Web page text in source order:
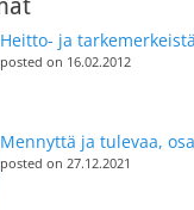
Heitto- ja tarkemerkeistä
posted on 16.02.2012
Mennyttä ja tulevaa,
posted on 27.12.2021